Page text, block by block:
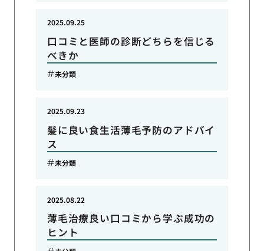
口コミと医師の診断どちらを信じる
べきか
2025.09.25
未分類
髪に良い食生活薄毛予防のアドバイ
ス
2025.09.23
未分類
薄毛治療良い口コミから学ぶ成功の
ヒント
2025.08.22